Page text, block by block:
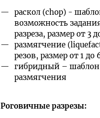
раскол (chop) -
возможность
разреза, размер от
размягчение
резов, размер от 1
гибридный – шаблон
размягчения
Роговичные разрезы: